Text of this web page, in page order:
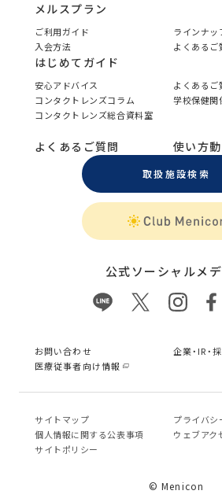
メルスプラン
ご利用ガイド
ラインナッ
入会方法
よくあるご
はじめてガイド
安心アドバイス
よくあるご
コンタクトレンズコラム
学校保健関
コンタクトレンズ総合資料室
よくあるご質問 使い方
取扱施設検索
公式ソーシャルメ
お問い合わせ
企業・IR・
医療従事者向け情報
サイトマップ
プライバシ
個⼈情報に関する公表事項
ウェブアク
サイトポリシー
© Menicon